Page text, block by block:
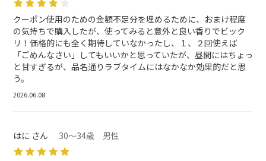
クーポン使用のための金額不足分を埋めるために、おまけ程度
の気持ちで購入したが、使ってみると意外と良い香りでビック
リ！価格的にも全く期待していなかったし、１、２回使えば
「ごめんなさい」してもいいかと思っていたが、昼間にはちょっ
と甘すぎるが、品名通りラブタイムにはなかなか効果的だと思
う。
2026.06.08
はに さん 30～34歳 男性